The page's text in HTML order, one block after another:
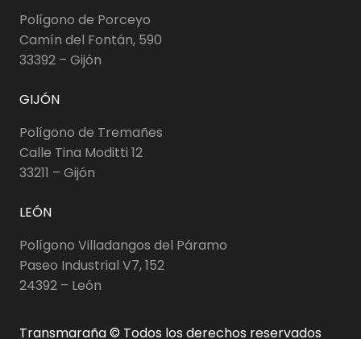
Polígono de Porceyo
Camín del Fontán, 590
33392 – Gijón
GIJÓN
Polígono de Tremañes
Calle Tina Moditti 12
33211 – Gijón
LEÓN
Polígono Villadangos del Páramo
Paseo Industrial V7, 152
24392 – León
Transmaraña © Todos los derechos reservados